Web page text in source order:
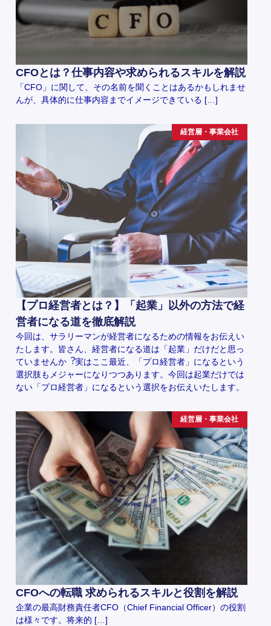
CFOとは？仕事内容や求められるスキルを解説
「CFO」に関して、その名前を聞くことはあるかもしれませ
んが、具体的に仕事内容までイメージできている […]
経営層・事業会社
【プロ経営者とは？】「起業」以外の方法で経
営者になる道を徹底解説
今回は、サラリーマンが経営者になるための情報をお伝えい
たします。皆さん、経営者になる道は「起業」だけだと思っ
ていませんか︖実はここ最近、「プロ経営者」になるという
選択肢もメジャーになりつつあります。今回は起業だけでは
ない「プロ経営者」になるという選択をお伝えいたします。
経営層・事業会社
CFOへの転職 求められるスキルと役割を解説
企業の最高財務責任者CFO（Chief Financial Officer）の役割
は様々です。将来的 […]